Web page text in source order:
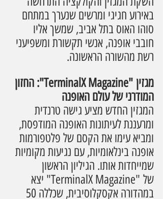
באירוע חגיגי ומרשים שנערך במתחם
סוהו האוס בתל אביב, שמשך אליו
חובבי אופנה, אנשי תקשורת ומשפיעני
רשת מהשורה הראשונה.
מגזין "TerminalX Magazine": החזון
המודרני של עולם האופנה
המגזין החדש מציע גישה טרנדית
ומרעננת לעיתונות האופנה המודפסת,
ומביא עימו את הקסם של פלטפורמות
אופנה בינלאומיות, עם נגיעות מקומיות
שמייחדות אותו. הגיליון הראשון
של "TerminalX Magazine" יצא